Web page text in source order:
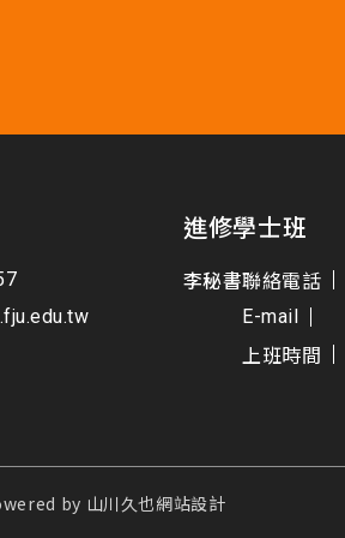
進修學士班
李秘書聯絡電話
E-mail
上班時間
by 山川久也網站設計